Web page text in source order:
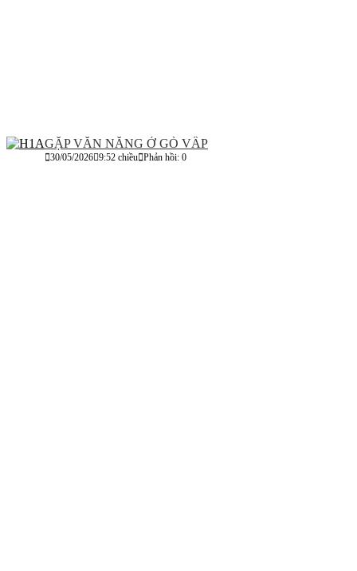
GẶP VĂN NĂNG Ở GÒ VẤP
30/05/2026 9:52 chiều Phản hồi: 0